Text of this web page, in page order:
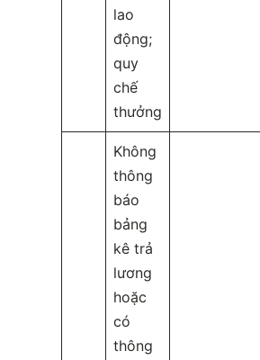
lao
động;
quy
chế
thưởng
Không
thông
báo
bảng
kê trả
lương
hoặc
có
thông